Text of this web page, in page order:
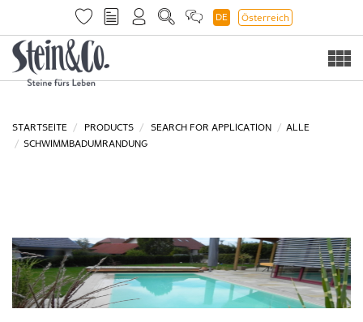
DE Österreich
STARTSEITE PRODUCTS SEARCH FOR APPLICATION
ALLE
SCHWIMMBADUMRANDUNG